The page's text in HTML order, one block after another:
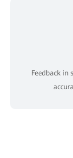
Feedback in